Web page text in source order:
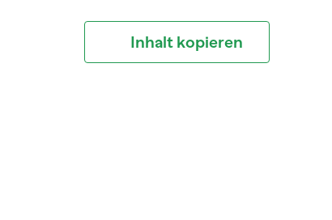
Inhalt kopieren